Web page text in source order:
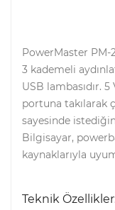
PowerMaster PM-
3 kademeli
USB lambasıdır.
portuna takılarak
sayesinde
Bilgisayar,
kaynaklarıyla
Teknik